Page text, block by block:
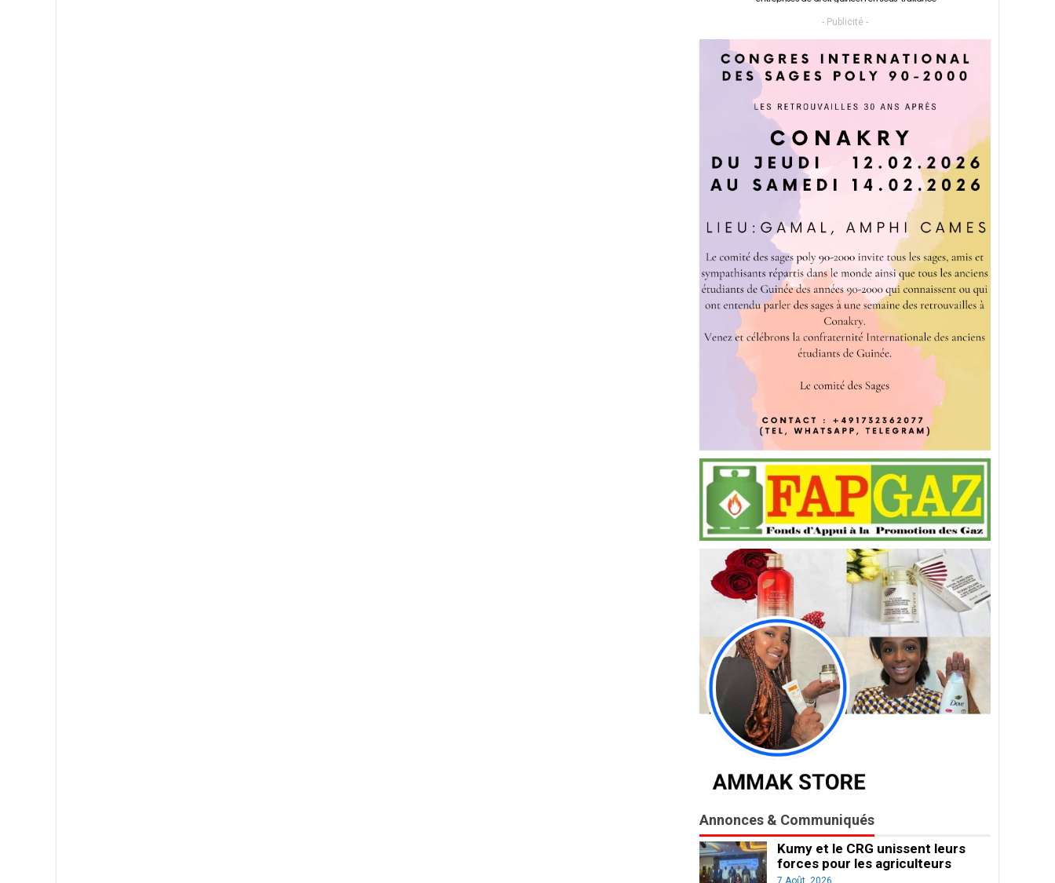
- Publicité -
Annonces & Communiqués
Kumy et le CRG unissent leurs
forces pour les agriculteurs